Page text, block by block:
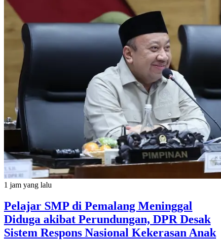
1 jam yang lalu
Pelajar SMP di Pemalang Meninggal
Diduga akibat Perundungan, DPR Desak
Sistem Respons Nasional Kekerasan Anak